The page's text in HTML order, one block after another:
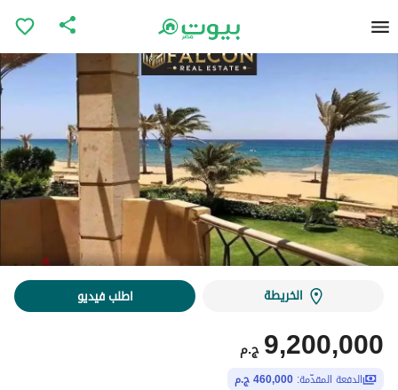
الخريطة اطلب فيديو
ج.م 9,200,000
الدفعة المقدّمة: 460,000 ج.م